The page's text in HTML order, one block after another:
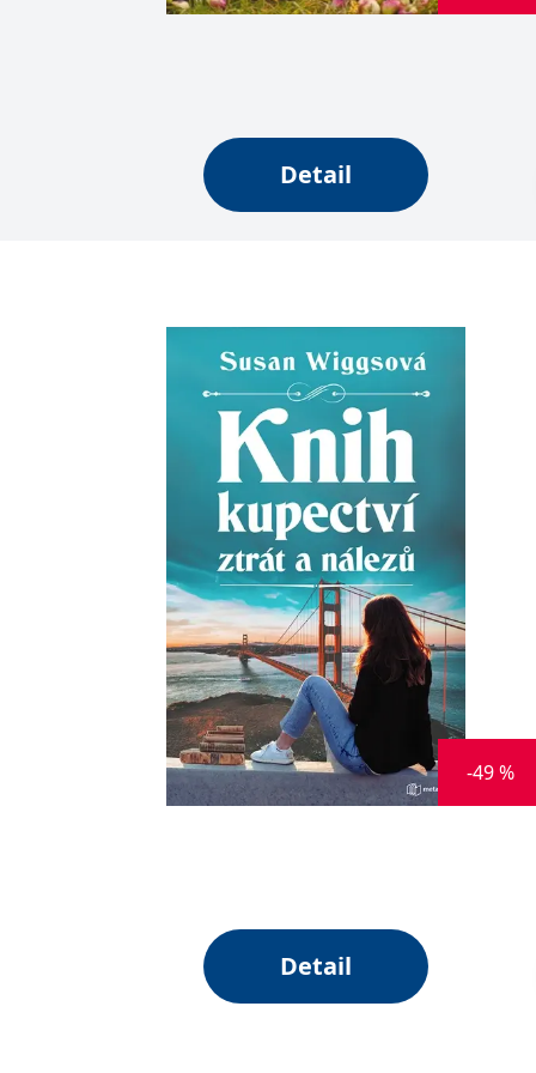
Detail
-49 %
Detail
Corporation
web.
Tento soubor
synchronizuje
.seznam.cz 1 měsíc
Toto je velmi
Google LLC
.grada.cz
Tento soubor
uživatel mohl
.grada.cz
Google LLC
.doubleclick.net
15 minut Tento soubor
Google LLC
.doubleclick.net
1 rok
Tento soubor
uživatel mohl
.adform.net
Tento soubor
analýze a